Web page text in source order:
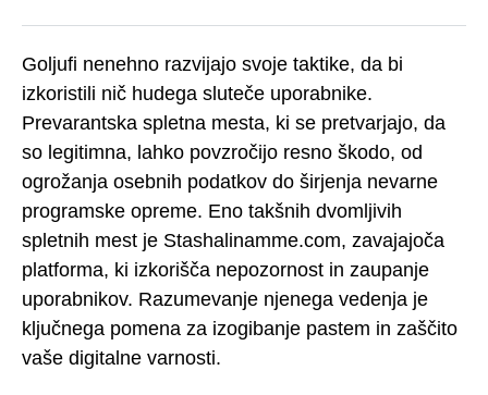
Goljufi nenehno razvijajo svoje taktike, da bi
izkoristili nič hudega sluteče uporabnike.
Prevarantska spletna mesta, ki se pretvarjajo, da
so legitimna, lahko povzročijo resno škodo, od
ogrožanja osebnih podatkov do širjenja nevarne
programske opreme. Eno takšnih dvomljivih
spletnih mest je Stashalinamme.com, zavajajoča
platforma, ki izkorišča nepozornost in zaupanje
uporabnikov. Razumevanje njenega vedenja je
ključnega pomena za izogibanje pastem in zaščito
vaše digitalne varnosti.